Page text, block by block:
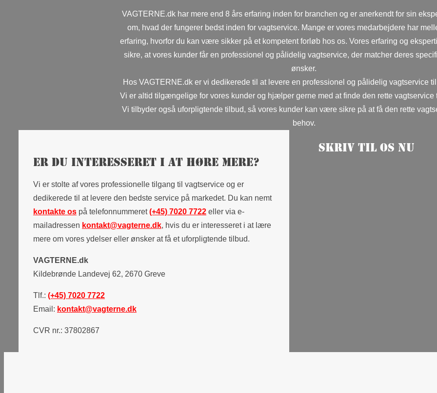
VAGTERNE.dk har mere end 8 års erfaring inden for branchen og er anerkendt for sin
om, hvad der fungerer bedst inden for vagtservice. Mange er vores medarbejdere har
erfaring, hvorfor du kan være sikker på et kompetent forløb hos os. Vores erfaring og
sikre, at vores kunder får en professionel og pålidelig vagtservice, der matcher deres
ønsker.
Hos VAGTERNE.dk er vi dedikerede til at levere en professionel og pålidelig vagtservice
Vi er altid tilgængelige for vores kunder og hjælper gerne med at finde den rette vagtservice
Vi tilbyder også uforpligtende tilbud, så vores kunder kan være sikre på at få den rette
behov.
Er du interesseret i at høre mere?
Vi er stolte af vores professionelle tilgang til vagtservice og er
dedikerede til at levere den bedste service på markedet. Du kan nemt
kontakte os på telefonnummeret(+45) 7020 7722 eller via e-
mailadressen kontakt@vagterne.dk, hvis du er interesseret i at lære
mere om vores ydelser eller ønsker at få et uforpligtende tilbud.
VAGTERNE.dk
Kildebrønde Landevej 62, 2670 Greve
Tlf.: (+45) 7020 7722
Email: kontakt@vagterne.dk
CVR nr.: 37802867
Skriv til os nu